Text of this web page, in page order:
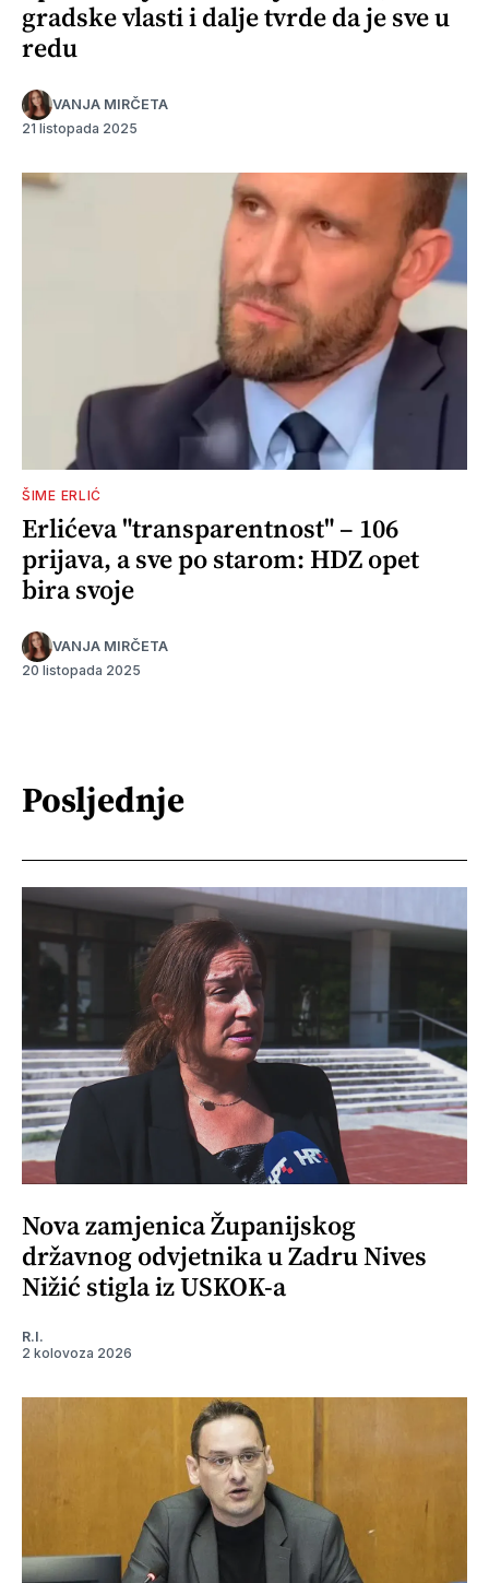
gradske vlasti i dalje tvrde da je sve u
redu
VANJA MIRČETA
21 listopada 2025
ŠIME ERLIĆ
Erlićeva "transparentnost" – 106
prijava, a sve po starom: HDZ opet
bira svoje
VANJA MIRČETA
20 listopada 2025
Posljednje
Nova zamjenica Županijskog
državnog odvjetnika u Zadru Nives
Nižić stigla iz USKOK-a
R.I.
2 kolovoza 2026